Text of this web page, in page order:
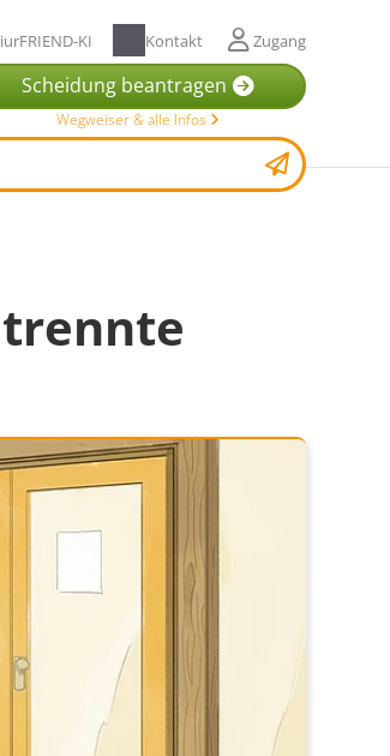
iurFRIEND-KI Kontakt Zugang
Scheidung beantragen
Wegweiser & alle Infos